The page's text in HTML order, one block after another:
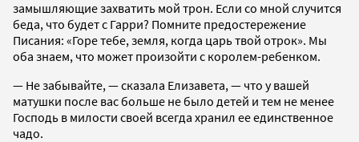
замышляющие захватить мой трон. Если со мной случится
беда, что будет с Гарри? Помните предостережение
Писания: «Горе тебе, земля, когда царь твой отрок». Мы
оба знаем, что может произойти с королем-ребенком.
— Не забывайте, — сказала Елизавета, — что у вашей
матушки после вас больше не было детей и тем не менее
Господь в милости своей всегда хранил ее единственное
чадо.